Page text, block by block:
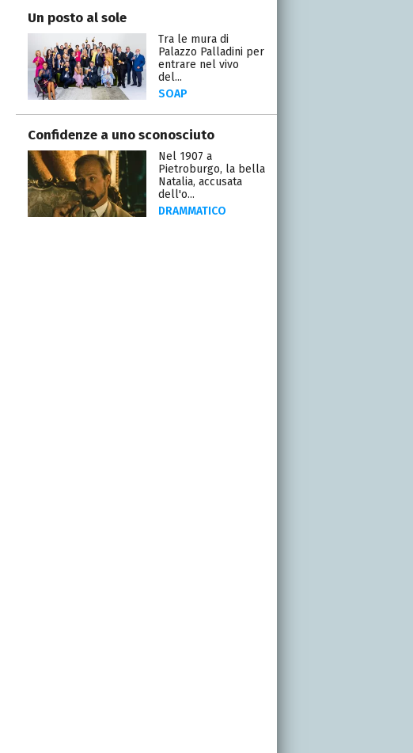
Un posto al sole
Tra le mura di
Palazzo Palladini per
entrare nel vivo
del...
SOAP
Confidenze a uno sconosciuto
Nel 1907 a
Pietroburgo, la bella
Natalia, accusata
dell'o...
DRAMMATICO